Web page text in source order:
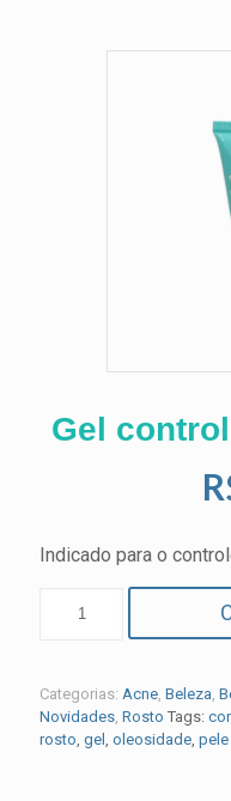
Gel
Indicado para o
Categorias: Acne, Beleza,
Novidades, Rosto Tags:
rosto, gel , oleosidade, pele